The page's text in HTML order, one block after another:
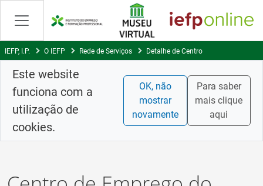
Skip
Content
IEFP, I.P. O IEFP Rede de Serviços Detalhe de Centro
Este website
funciona com a
utilização de
cookies.
OK, não
mostrar
novamente
Para saber
mais clique
aqui